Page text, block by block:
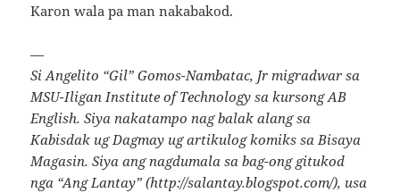
Karon wala pa man nakabakod.
—
Si Angelito “Gil” Gomos-Nambatac, Jr migradwar sa
MSU-Iligan Institute of Technology sa kursong AB
English. Siya nakatampo nag balak alang sa
Kabisdak ug Dagmay ug artikulog komiks sa Bisaya
Magasin. Siya ang nagdumala sa bag-ong gitukod
nga “Ang Lantay” (http://salantay.blogspot.com/), usa